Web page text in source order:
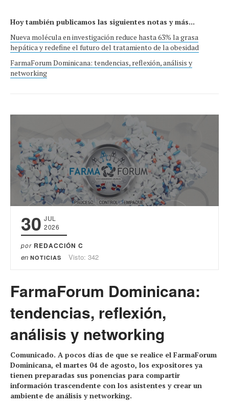
Hoy también publicamos las siguientes notas y más...
Nueva molécula en investigación reduce hasta 63% la grasa
hepática y redefine el futuro del tratamiento de la obesidad
FarmaForum Dominicana: tendencias, reflexión, análisis y
networking
30 JUL
2026
por REDACCIÓN C
en NOTICIAS Visto: 342
FarmaForum Dominicana:
tendencias, reflexión,
análisis y networking
Comunicado. A pocos días de que se realice el FarmaForum
Dominicana, el martes 04 de agosto, los expositores ya
tienen preparadas sus ponencias para compartir
información trascendente con los asistentes y crear un
ambiente de análisis y networking.